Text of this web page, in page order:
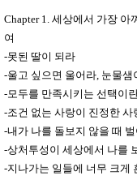
용품
Pet
Supplies
문
화
공연/행
사
Chapter 1. 세상에서 가장
여
-못된 딸이 되라
-울고 싶으면 울어라, 눈물샘
-모두를 만족시키는 선택이
-조건 없는 사랑이 진정한 사
-내가 나를 돌보지 않을 때
-상처투성이 세상에서 나를
-지나가는 일들에 너무 크게